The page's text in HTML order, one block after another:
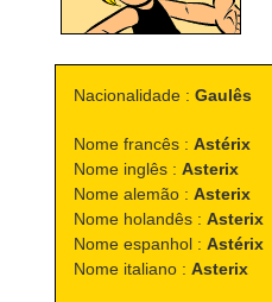
Nacionalidade : Gaulês
Nome francês : Astérix
Nome inglês : Asterix
Nome alemão : Asterix
Nome holandês : Asterix
Nome espanhol : Astérix
Nome italiano : Asterix